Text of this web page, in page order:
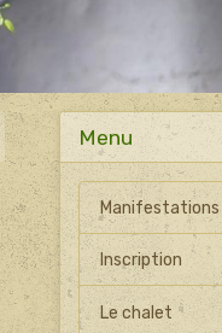
Menu
Manifestations
Inscription
Le chalet